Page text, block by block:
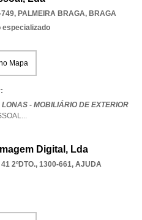
749, PALMEIRA BRAGA, BRAGA
especializado
Mapa
- MOBILIÁRIO DE EXTERIOR
...
Digital, Lda
2ºDTO., 1300-661, AJUDA